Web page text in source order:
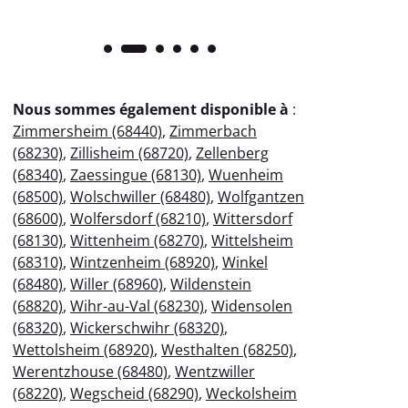
Nous sommes également disponible à :
Zimmersheim (68440), Zimmerbach
(68230), Zillisheim (68720), Zellenberg
(68340), Zaessingue (68130), Wuenheim
(68500), Wolschwiller (68480), Wolfgantzen
(68600), Wolfersdorf (68210), Wittersdorf
(68130), Wittenheim (68270), Wittelsheim
(68310), Wintzenheim (68920), Winkel
(68480), Willer (68960), Wildenstein
(68820), Wihr-au-Val (68230), Widensolen
(68320), Wickerschwihr (68320),
Wettolsheim (68920), Westhalten (68250),
Werentzhouse (68480), Wentzwiller
(68220), Wegscheid (68290), Weckolsheim